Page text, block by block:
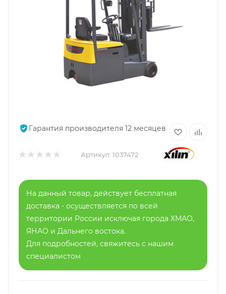
Гарантия производителя 12 месяцев
Артикул: 1037472
На данный товар, действует бесплатная
доставка - осуществляется по всей
территории России исключая города ХМАО,
ЯНАО и Дальнего востока.
Для подробностей, свяжитесь с нашим
специалистом